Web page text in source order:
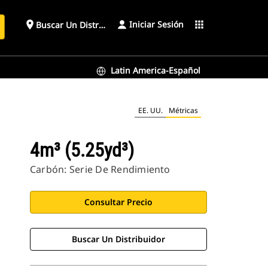
place Buscar Un Distribuidor Iniciar Sesión apps
Latin America-Español
EE. UU. Métricas
4m³ (5.25yd³)
Carbón: Serie De Rendimiento
Consultar Precio
Buscar Un Distribuidor